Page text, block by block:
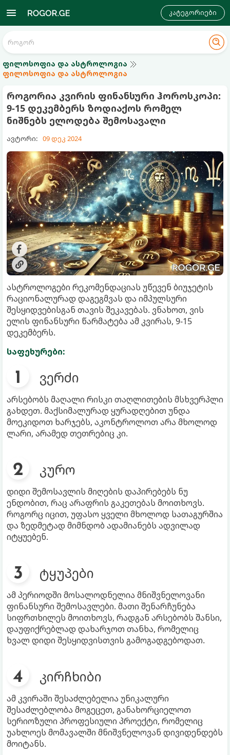
კატეგორიები
ფილოსოფია და ასტროლოგია
ფილოსოფია და ასტროლოგია
როგორია კვირის ფინანსური ჰოროსკოპი:
9-15 დეკემბერს ზოდიაქოს რომელ
ნიშნებს ელოდება შემოსავალი
ავტორი: 09 დეკ 2024
ასტროლოგები რეკომენდაციას უწევენ ბიუჯეტის
რაციონალურად დაგეგმვას და იმპულსური
შესყიდვებისგან თავის შეკავებას. ვნახოთ, ვის
ელის ფინანსური წარმატება ამ კვირას, 9-15
დეკემბერს.
საფეხურები:
ვერძი
არსებობს მაღალი რისკი თაღლითების მსხვერპლი
გახდეთ. მაქსიმალურად ყურადღებით უნდა
მოეკიდოთ ხარჯებს, აკონტროლოთ არა მხოლოდ
ლარი, არამედ თეთრებიც კი.
კურო
დიდი შემოსავლის მიღების დაპირებებს ნუ
ენდობით, რაც არაფრის გაკეთებას მოითხოვს.
როგორც იცით, უფასო ყველი მხოლოდ სათაგურშია
და ზედმეტად მიმნდობ ადამიანებს ადვილად
იტყუებენ.
ტყუპები
ამ პერიოდში მოსალოდნელია მნიშვნელოვანი
ფინანსური შემოსავლები. მათი შენარჩუნება
სიფრთხილეს მოითხოვს, რადგან არსებობს შანსი,
დაუფიქრებლად დახარჯოთ თანხა, რომელიც
ხვალ დიდი შესყიდვისთვის გამოგადგებოდათ.
კირჩხიბი
ამ კვირაში შესაძლებელია უნიკალური
შესაძლებლობა მოგეცეთ, განახორციელოთ
სერიოზული პროფესიული პროექტი, რომელიც
უახლოეს მომავალში მნიშვნელოვან დივიდენდებს
მოიტანს.